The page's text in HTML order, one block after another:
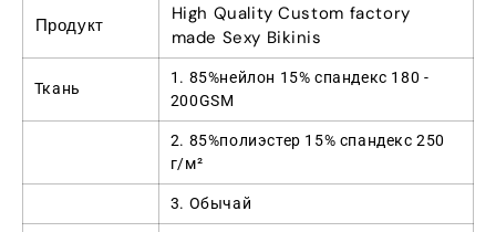
Продукт
High Quality Custom factory
made Sexy Bikinis
Ткань
1. 85%нейлон 15% спандекс 180 -
200GSM
2. 85%полиэстер 15% спандекс 250
г/м²
3. Обычай